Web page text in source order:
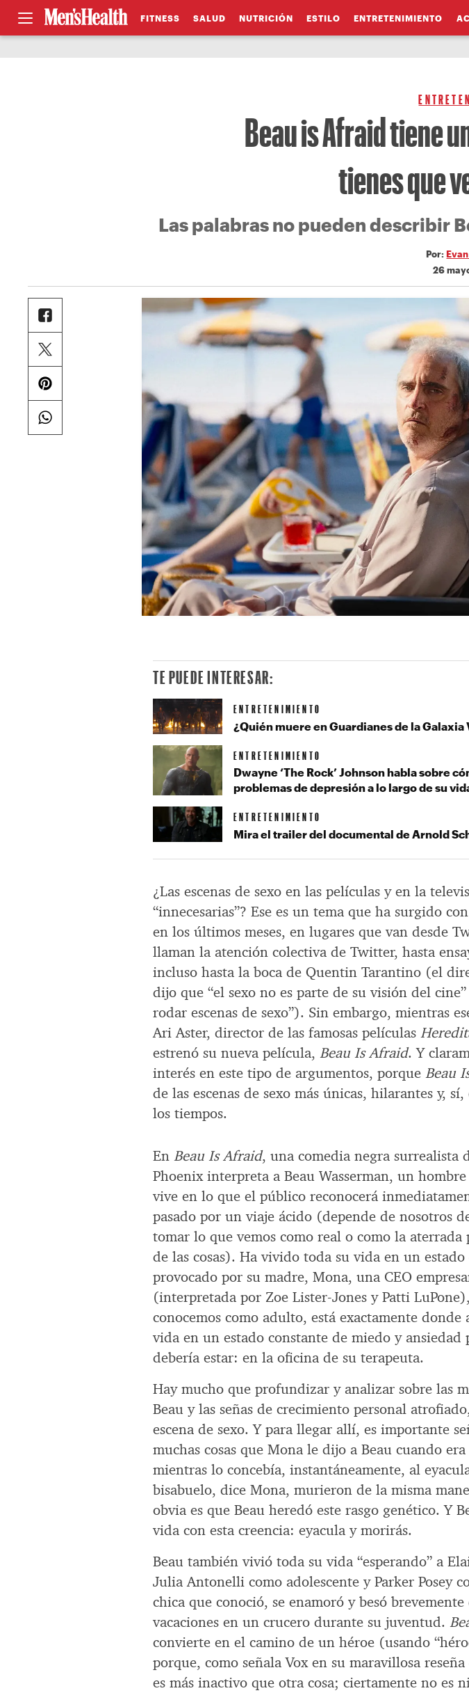
FITNESS SALUD NUTRICIÓN ESTILO ENTRETENIMIENTO
Beau is Afraid tiene
tienes que
Las palabras no pueden describir
Por:
26
¿Las escenas de sexo en las películas y en la
“innecesarias”? Ese es un tema que ha surgido
en los últimos meses, en lugares que van desde
llaman la atención colectiva de Twitter, hasta
incluso hasta la boca de Quentin Tarantino (el
dijo que “el sexo no es parte de su visión del
rodar escenas de sexo”). Sin embargo, mientras
Ari Aster, director de las famosas películas
estrenó su nueva película,Beau Is Afraid. Y
interés en este tipo de argumentos, porqueBeau
de las escenas de sexo más únicas, hilarantes y,
los tiempos.
EnBeau Is Afraid, una comedia negra surrealista
Phoenix interpreta a Beau Wasserman, un
vive en lo que el público reconocerá
pasado por un viaje ácido (depende de nosotros
tomar lo que vemos como real o como la aterrada
de las cosas). Ha vivido toda su vida en un
provocado por su madre, Mona, una CEO
(interpretada por Zoe Lister-Jones y Patti
conocemos como adulto, está exactamente
vida en un estado constante de miedo y ansiedad
debería estar: en la oficina de su terapeuta.
Hay mucho que profundizar y analizar sobre las
Beau y las señas de crecimiento personal
escena de sexo. Y para llegar allí, es importante
muchas cosas que Mona le dijo a Beau cuando
mientras lo concebía, instantáneamente, al
bisabuelo, dice Mona, murieron de la misma
obvia es que Beau heredó este rasgo genético. Y
vida con esta creencia: eyacula y morirás.
Beau también vivió toda su vida “esperando” a
Julia Antonelli como adolescente y Parker Posey
chica que conoció, se enamoró y besó
vacaciones en un crucero durante su juventud.
convierte en el camino de un héroe (usando
porque, como señala Vox en su maravillosa
es más inactivo que otra cosa; ciertamente no es
TE PUEDE INTERESAR:
ENTRETENIMIENTO
¿Quién muere en Guardianes de la Galaxia
ENTRETENIMIENTO
Dwayne ‘The Rock’ Johnson habla sobre
problemas de depresión a lo largo de su
ENTRETENIMIENTO
Mira el trailer del documental de Arnold